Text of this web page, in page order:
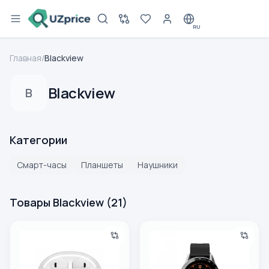
RU
Главная/Blackview
B Blackview
Категории
Смарт-часы Планшеты Наушники
Товары Blackview (21)